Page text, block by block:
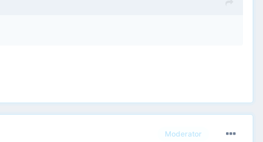
Moderator